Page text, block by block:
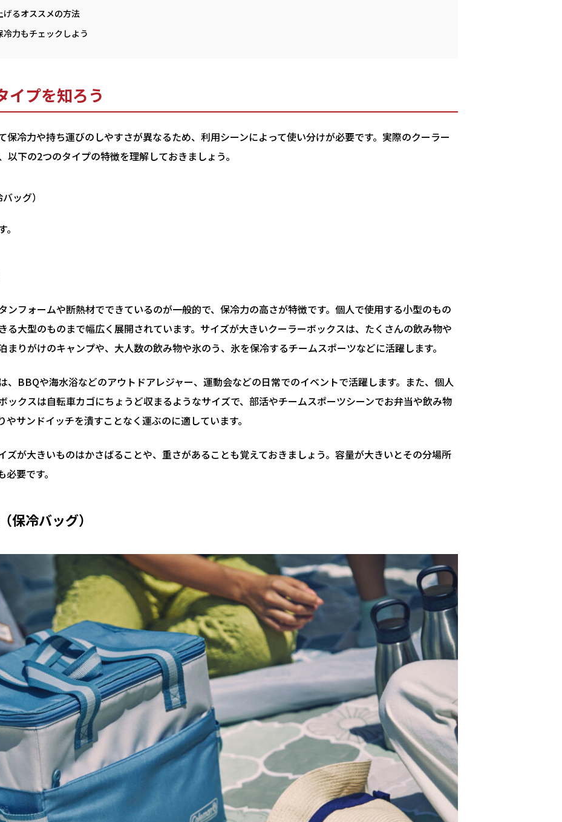
げるオススメの方法
力もチェックしよう
イプを知ろう
保冷力や持ち運びのしやすさが異なるため、利用シーンによって使い分けが必要です。実際のクーラー
下の2つのタイプの特徴を理解しておきましょう。
ッグ）
ンフォームや断熱材でできているのが一般的で、保冷力の高さが特徴です。個人で使用する小型のもの
る大型のものまで幅広く展開されています。サイズが大きいクーラーボックスは、たくさんの飲み物や
りがけのキャンプや、大人数の飲み物や氷のう、氷を保冷するチームスポーツなどに活躍します。
、BBQや海水浴などのアウトドアレジャー、運動会などの日常でのイベントで活躍します。また、個人
ックスは自転車カゴにちょうど収まるようなサイズで、部活やチームスポーツシーンでお弁当や飲み物
サンドイッチを潰すことなく運ぶのに適しています。
ズが大きいものはかさばることや、重さがあることも覚えておきましょう。容量が大きいとその分場所
要です。
保冷バッグ）